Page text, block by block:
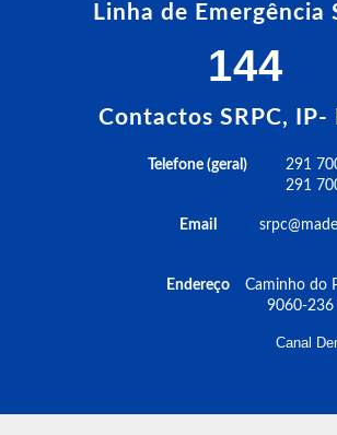
Linha de Emergência
144
Contactos SRPC, IP-
Telefone (geral)
Email
Endereço
291
291
Caminho do
9060-236
Canal